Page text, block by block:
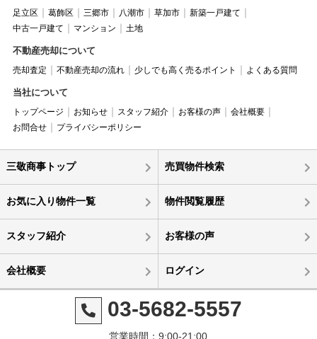
足立区 葛飾区 三郷市 八潮市 草加市
新築一戸建て
中古一戸建て
マンション 土地
不動産売却について
売却査定 不動産売却の流れ 少しでも高く売るポイント よくある質問
当社について
トップページ お知らせ スタッフ紹介 お客様の声
会社概要
お問合せ
プライバシーポリシー
三敬商事トップ 売買物件検索
お気に入り物件一覧 物件閲覧履歴
スタッフ紹介 お客様の声
会社概要 ログイン
03-5682-5557
営業時間：9:00-21:00